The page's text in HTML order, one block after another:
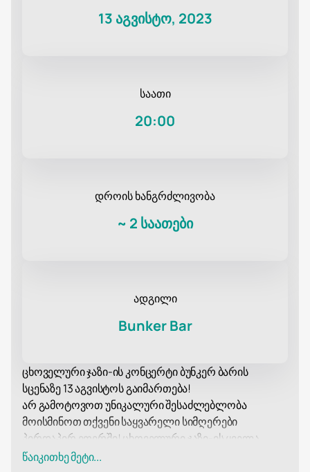
13 აგვისტო, 2023
საათი
20:00
დროის ხანგრძლივობა
~ 2 საათები
ადგილი
Bunker Bar
ცხოველური ჯაზი-ის კონცერტი ბუნკერ ბარის
სცენაზე 13 აგვისტოს გაიმართება!
არ გამოტოვოთ უნიკალური შესაძლებლობა
მოისმინოთ თქვენი საყვარელი სიმღერები
პირდაპირ ეთერში! ცხოველური ჯაზი-ის ყველა
კონცერტი ყოველთვის არის ხმის, სინათლის,
წაიკითხე მეტი...